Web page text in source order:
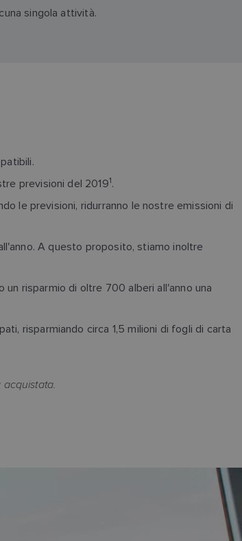
singola attività.
previsioni del 20191.
le previsioni, ridurranno le nostre emissioni di
A questo proposito, stiamo inoltre
risparmio di oltre 700 alberi all'anno una
risparmiando circa 1,5 milioni di fogli di carta